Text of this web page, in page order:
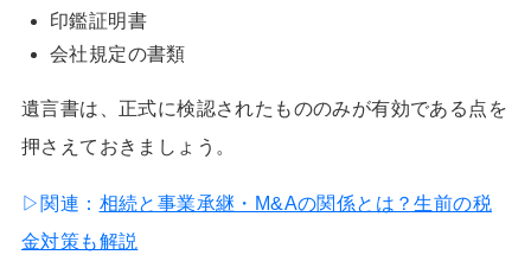
印鑑証明書
会社規定の書類
遺言書は、正式に検認されたもののみが有効である点を
押さえておきましょう。
▷関連： 相続と事業承継・M&Aの関係とは？生前の税
金対策も解説